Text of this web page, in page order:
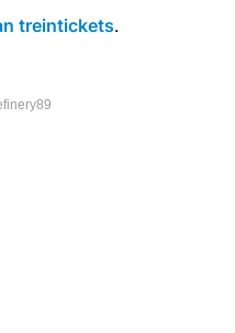
treintickets.